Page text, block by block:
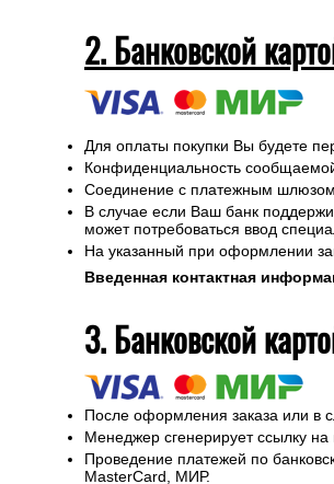
2. Банковской
Для оплаты покупки Вы будете
Конфиденциальность
Соединение с платежным
В случае если Ваш банк
может потребоваться ввод
На указанный при оформлении
Введенная контактная
3. Банковской
После оформления заказа или в
Менеджер сгенерирует ссылку
Проведение платежей по
MasterCard, МИР.